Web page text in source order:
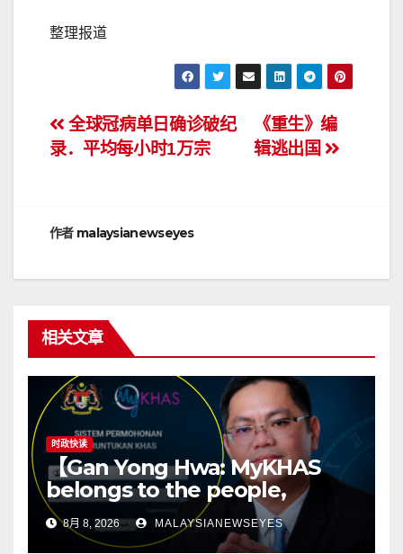
整理报道
文
章
航
《重生》编
辑逃出国
全球冠病单日确诊破纪
录．平均每小时1万宗
作者 malaysianewseyes
相关文章
时政快读
【Gan Yong Hwa: MyKHAS
belongs to the people,
Political positions should not
determine constituency
8月 8, 2026 MALAYSIANEWSEYES